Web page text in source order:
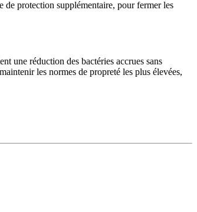
de protection supplémentaire, pour fermer les
une réduction des bactéries accrues sans
les normes de propreté les plus élevées,